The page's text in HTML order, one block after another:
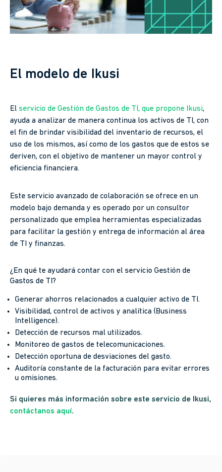
El modelo de Ikusi
El servicio de Gestión de Gastos de TI, que propone Ikusi,
ayuda a analizar de manera continua los activos de TI, con
el fin de brindar visibilidad del inventario de recursos, el
uso de los mismos, así como de los gastos que de estos se
deriven, con el objetivo de mantener un mayor control y
eficiencia financiera.
Este servicio avanzado de colaboración se ofrece en un
modelo bajo demanda y es operado por un consultor
personalizado que emplea herramientas especializadas
para facilitar la gestión y entrega de información al área
de TI y finanzas.
¿En qué te ayudará contar con el servicio Gestión de
Gastos de TI?
Generar ahorros relacionados a cualquier activo de TI.
Visibilidad, control de activos y analítica (Business
Intelligence).
Detección de recursos mal utilizados.
Monitoreo de gastos de telecomunicaciones.
Detección oportuna de desviaciones del gasto.
Auditoría constante de la facturación para evitar errores
u omisiones.
Si quieres más información sobre este servicio de Ikusi,
contáctanos aquí.